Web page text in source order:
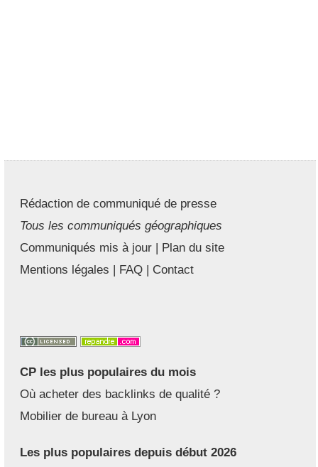
Rédaction de communiqué de presse
Tous les communiqués géographiques
Communiqués mis à jour | Plan du site
Mentions légales | FAQ | Contact
CP les plus populaires du mois
Où acheter des backlinks de qualité ?
Mobilier de bureau à Lyon
Les plus populaires depuis début 2026